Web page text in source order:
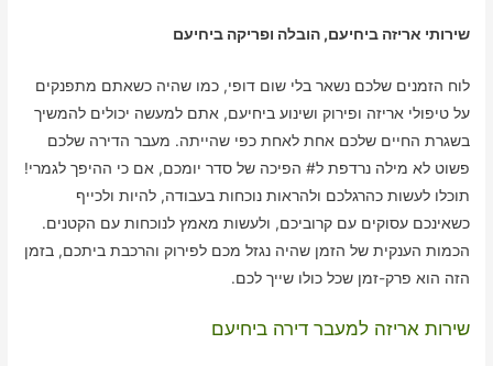
שירותי אריזה ביחיעם, הובלה ופריקה ביחיעם
לוח הזמנים שלכם נשאר בלי שום דופי, כמו שהיה כשאתם מתפנקים
על טיפולי אריזה ופירוק ושינוע ביחיעם, אתם למעשה יכולים להמשיך
בשגרת החיים שלכם אחת לאחת כפי שהייתה. מעבר הדירה שלכם
פשוט לא מילה נרדפת ל# הפיכה של סדר יומכם, אם כי ההיפך לגמרי!
תוכלו לעשות כהרגלכם ולהראות נוכחות בעבודה, להיות ולכייף
כשאינכם עסוקים עם קרוביכם, ולעשות מאמץ לנוכחות עם הקטנים.
הכמות הענקית של הזמן שהיה נגזל מכם לפירוק והרכבת ביתכם, בזמן
הזה הוא פרק-זמן שכל כולו שייך לכם.
שירות אריזה למעבר דירה ביחיעם